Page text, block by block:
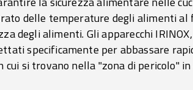
delle temperature degli alimenti
degli alimenti. Gli apparecchi
specificamente per abbassare
si trovano nella "zona di pericolo"